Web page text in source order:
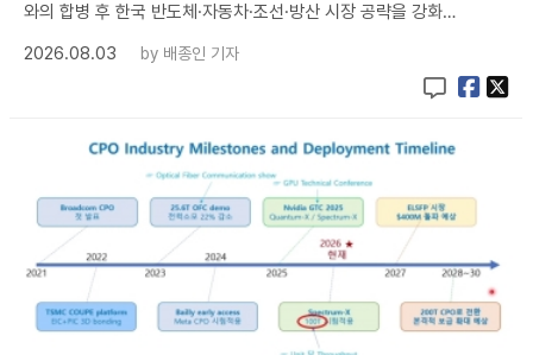
와의 합병 후 한국 반도체·자동차·조선·방산 시장 공략을 강화…
2026.08.03
by 배종인 기자